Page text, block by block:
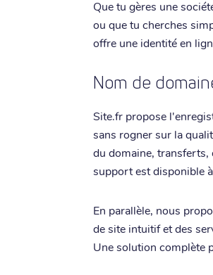
Que tu gères une
ou que tu cherches
offre une identité en
Nom de
Site.fr propose
sans rogner sur la
du domaine,
support est disponible
En parallèle, nous
de site intuitif et des
Une solution complète